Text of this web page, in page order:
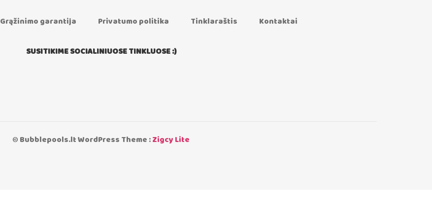
Grąžinimo garantija Privatumo politika Tinklaraštis Kontaktai
SUSITIKIME SOCIALINIUOSE TINKLUOSE :)
© Bubblepools.lt WordPress Theme :Zigcy Lite